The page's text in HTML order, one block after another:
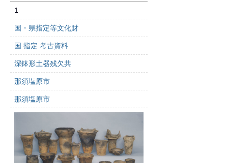
1
国・県指定等文化財
国 指定 考古資料
深鉢形土器残欠共
那須塩原市
那須塩原市